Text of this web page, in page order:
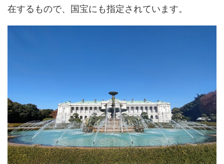
在するもので、国宝にも指定されています。